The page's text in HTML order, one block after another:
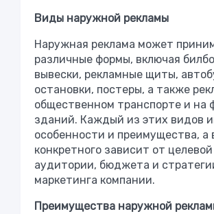
Виды наружной рекламы
Наружная реклама может
различные формы, включая
вывески, рекламные щиты,
остановки, постеры, а также
общественном транспорте и на
зданий. Каждый из этих видов
особенности и преимущества, а
конкретного зависит от целевой
аудитории, бюджета и
маркетинга компании.
Преимущества наружной